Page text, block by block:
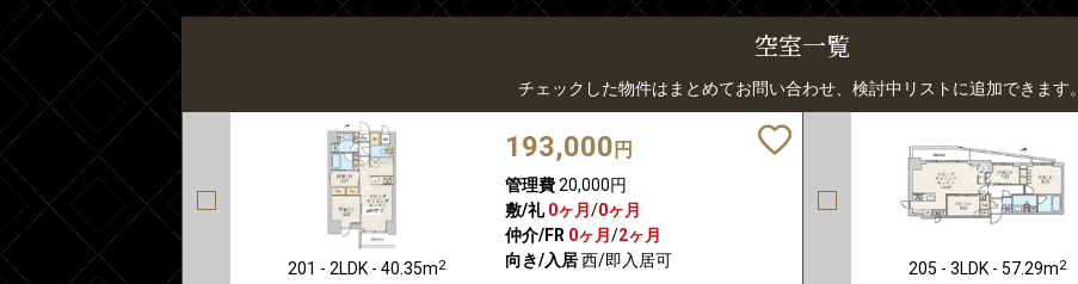
空室一覧
チェックした物件はまとめてお問い合わせ、検討中リストに追加できます。
201 - 2LDK - 40.35m2
193,000 円
管理費20,000円
敷/礼 0ヶ月/0ヶ月
仲介/FR 0ヶ月/2ヶ月
向き/入居西/即入居可 205 - 3LDK - 57.29m2